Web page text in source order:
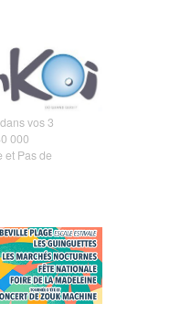
vos 3
000
et Pas de